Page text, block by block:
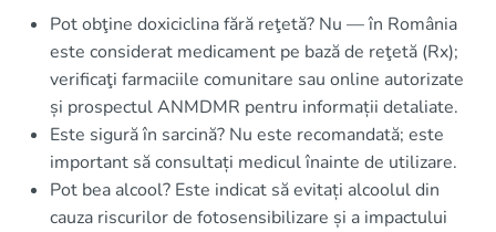
Pot obţine doxiciclina fără reţetă? Nu — în România
este considerat medicament pe bază de reţetă (Rx);
verificaţi farmaciile comunitare sau online autorizate
și prospectul ANMDMR pentru informații detaliate.
Este sigură în sarcină? Nu este recomandată; este
important să consultați medicul înainte de utilizare.
Pot bea alcool? Este indicat să evitați alcoolul din
cauza riscurilor de fotosensibilizare și a impactului